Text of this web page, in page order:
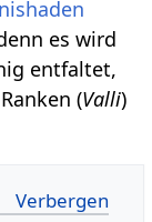
es wird
entfaltet,
(Valli)